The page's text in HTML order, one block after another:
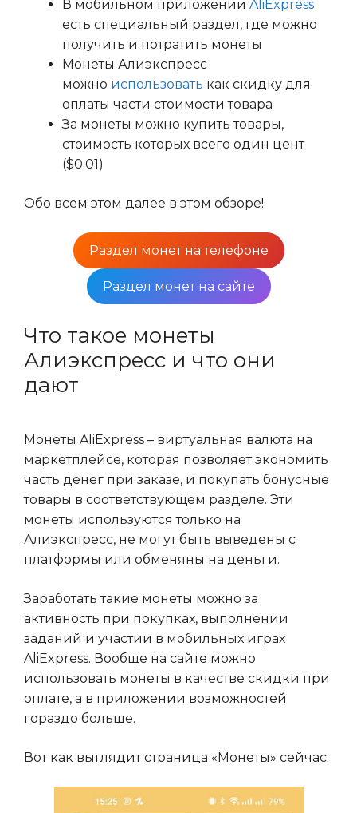
В мобильном приложении AliExpress
есть специальный раздел, где можно
получить и потратить монеты
Монеты Алиэкспресс
можно использовать как скидку для
оплаты части стоимости товара
За монеты можно купить товары,
стоимость которых всего один цент
($0.01)
Обо всем этом далее в этом обзоре!
Раздел монет на телефоне
Раздел монет на сайте
Что такое монеты
Алиэкспресс и что они
дают
Монеты AliExpress – виртуальная валюта на
маркетплейсе, которая позволяет экономить
часть денег при заказе, и покупать бонусные
товары в соответствующем разделе. Эти
монеты используются только на
Алиэкспресс, не могут быть выведены с
платформы или обменяны на деньги.
Заработать такие монеты можно за
активность при покупках, выполнении
заданий и участии в мобильных играх
AliExpress. Вообще на сайте можно
использовать монеты в качестве скидки при
оплате, а в приложении возможностей
гораздо больше.
Вот как выглядит страница «Монеты» сейчас: